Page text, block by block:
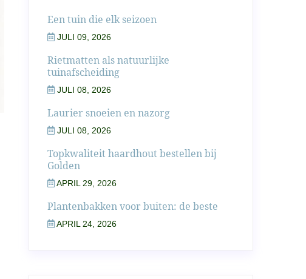
Een tuin die elk seizoen
JULI 09, 2026
Rietmatten als natuurlijke
tuinafscheiding
JULI 08, 2026
Laurier snoeien en nazorg
JULI 08, 2026
Topkwaliteit haardhout bestellen bij
Golden
APRIL 29, 2026
Plantenbakken voor buiten: de beste
APRIL 24, 2026